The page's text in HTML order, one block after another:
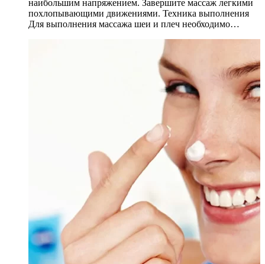
наибольшим напряжением. Завершите массаж легкими
похлопывающими движениями. Техника выполнения
Для выполнения массажа шеи и плеч необходимо…